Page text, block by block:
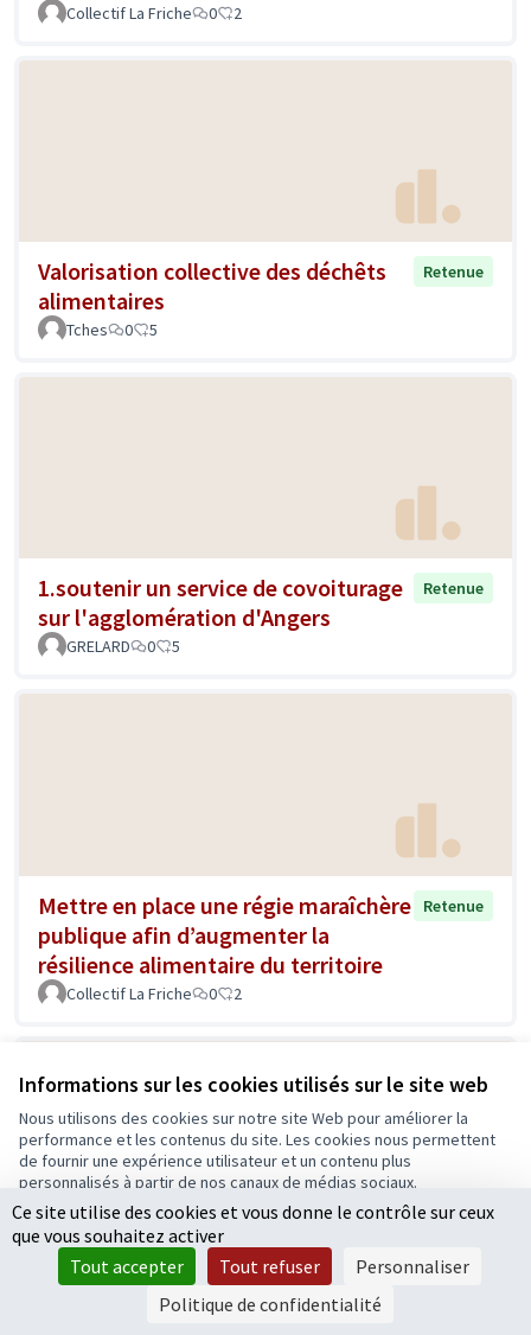
Informations sur les cookies utilisés sur le site web
Nous utilisons des cookies sur notre site Web pour améliorer la
performance et les contenus du site. Les cookies nous permettent
de fournir une expérience utilisateur et un contenu plus
personnalisés à partir de nos canaux de médias sociaux.
Tout accepter
Accepter seulement les cookies essentiels
Paramètres
Collectif La Friche 0 2
Valorisation collective des déchêts
alimentaires
Retenue
Tches 0 5
1.soutenir un service de covoiturage
sur l'agglomération d'Angers
Retenue
GRELARD 0 5
Mettre en place une régie maraîchère
publique afin d’augmenter la
résilience alimentaire du territoire
Retenue
Collectif La Friche 0 2
Après le bocage normand ou
limousin, le bocage angevin
Ce site utilise des cookies et vous donne le contrôle sur ceux
que vous souhaitez activer
Tout accepter
Tout refuser
Personnaliser
Politique de confidentialité